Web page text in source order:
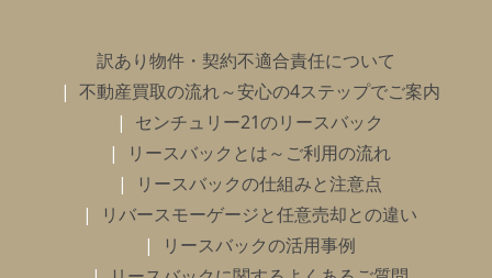
訳あり物件・契約不適合責任について
不動産買取の流れ～安心の4ステップでご案内
センチュリー21のリースバック
リースバックとは～ご利用の流れ
リースバックの仕組みと注意点
リバースモーゲージと任意売却との違い